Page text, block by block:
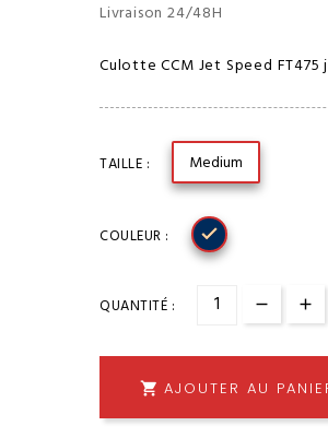
Livraison 24/48H
Culotte CCM Jet Speed FT475
TAILLE : Medium
COULEUR : 
QUANTITÉ :
 AJOUTER AU